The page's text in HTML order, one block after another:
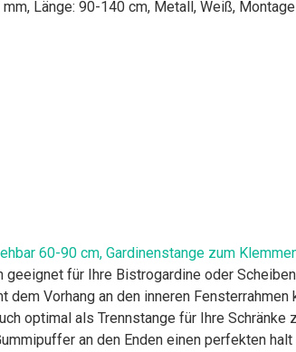
Länge: 90-140 cm, Metall, Weiß,
60-90 cm, Gardinenstange zum
für Ihre Bistrogardine oder
dem Vorhang an den inneren Fensterrahmen
optimal als Trennstange für Ihre Schränke
an den Enden einen perfekten halt